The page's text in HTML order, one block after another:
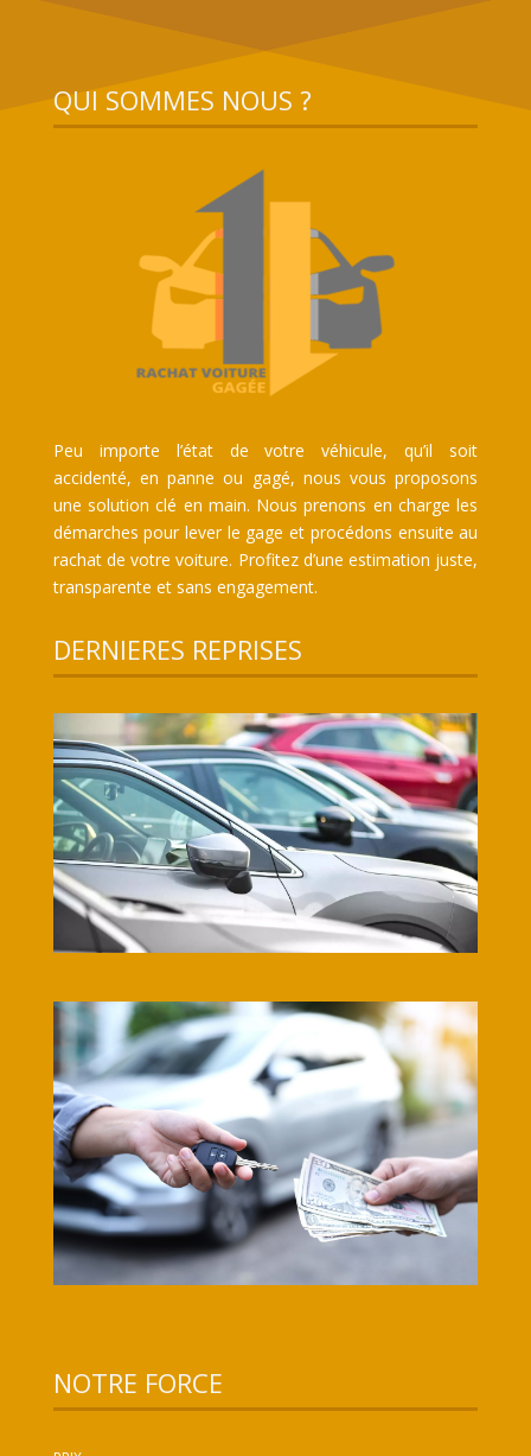
QUI SOMMES NOUS ?
Peu importe l’état de votre véhicule, qu’il soit
accidenté, en panne ou gagé, nous vous proposons
une solution clé en main. Nous prenons en charge les
démarches pour lever le gage et procédons ensuite au
rachat de votre voiture. Profitez d’une estimation juste,
transparente et sans engagement.
DERNIERES REPRISES
NOTRE FORCE